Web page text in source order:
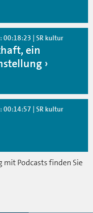
00:18:23 | SR kultur
ein
00:14:57 | SR kultur
Podcasts finden Sie